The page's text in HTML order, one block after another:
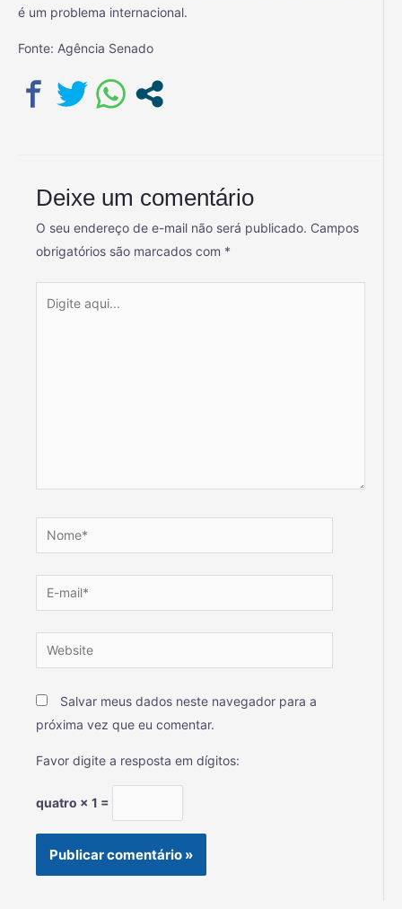
é um problema internacional.
Fonte: Agência Senado
Deixe um comentário
O seu endereço de e-mail não será publicado. Campos
obrigatórios são marcados com *
Salvar meus dados neste navegador para a
próxima vez que eu comentar.
Favor digite a resposta em dígitos:
quatro × 1 =